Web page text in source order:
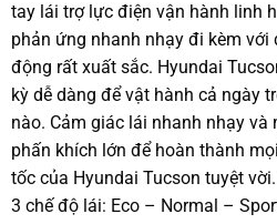
tay lái trợ lực điện vận hành linh
phản ứng nhanh nhạy đi kèm
động rất xuất sắc. Hyundai
kỳ dễ dàng để vật hành cả ngày
nào. Cảm giác lái nhanh nhạy
phấn khích lớn để hoàn thành
tốc của Hyundai Tucson tuyệt
3 chế độ lái: Eco – Normal –